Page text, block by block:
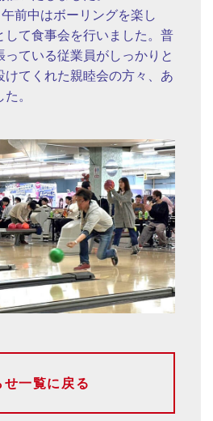
前中はボーリングを楽し
して食事会を行いました。普
ている従業員がしっかりと
けてくれた親睦会の方々、あ
。
せ一覧に戻る